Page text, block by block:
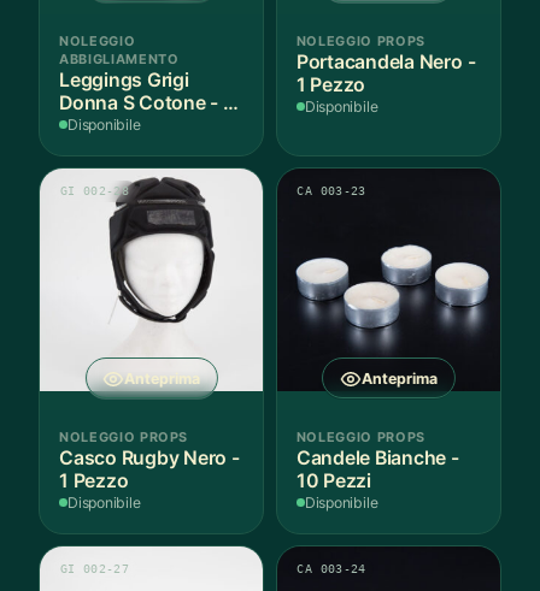
NOLEGGIO
ABBIGLIAMENTO
Leggings Grigi
Donna S Cotone - 1
Paio
Disponibile
NOLEGGIO PROPS
Portacandela Nero -
1 Pezzo
Disponibile
Anteprima
GI 002-28
NOLEGGIO PROPS
Casco Rugby Nero -
1 Pezzo
Disponibile
Anteprima
CA 003-23
NOLEGGIO PROPS
Candele Bianche -
10 Pezzi
Disponibile
GI 002-27 CA 003-24